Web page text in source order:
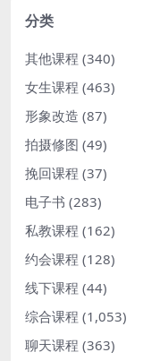
分类
其他课程 (340)
女生课程 (463)
形象改造 (87)
拍摄修图 (49)
挽回课程 (37)
电子书 (283)
私教课程 (162)
约会课程 (128)
线下课程 (44)
综合课程 (1,053)
聊天课程 (363)